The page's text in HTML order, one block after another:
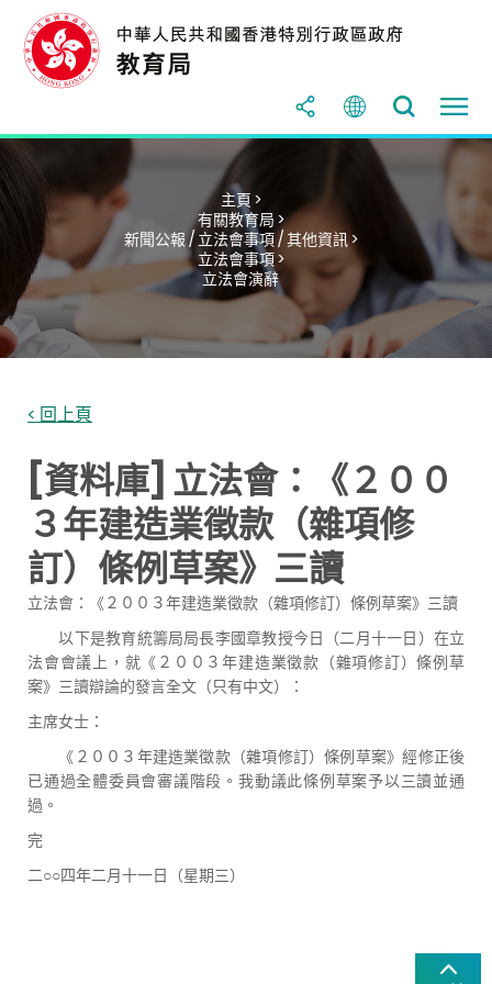
主頁 >
有關教育局 >
新聞公報 / 立法會事項 / 其他資訊 >
立法會事項 >
立法會演辭
< 回上頁
[資料庫] 立法會：《２００
３年建造業徵款（雜項修
訂）條例草案》三讀
立法會：《２００３年建造業徵款（雜項修訂）條例草案》三讀
以下是教育統籌局局長李國章教授今日（二月十一日）在立
法會會議上，就《２００３年建造業徵款（雜項修訂）條例草
案》三讀辯論的發言全文（只有中文）：
主席女士：
《２００３年建造業徵款（雜項修訂）條例草案》經修正後
已通過全體委員會審議階段。我動議此條例草案予以三讀並通
過。
完
二○○四年二月十一日（星期三）